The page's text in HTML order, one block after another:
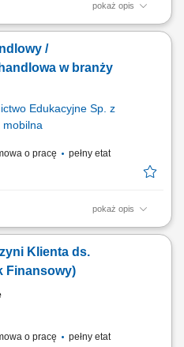
pokaż opis
with German – Hybrid, working on
spoken. Our purpose, team,
our Great Place to Work®
/
w branży
Edukacyjne Sp. z
mobilna
o pracę pełny etat
pokaż opis
klientów instytucjonalnych i
edukacyjnych, asortymentu
i wyposażenia dla
Klienta ds.
Finansowy)
o pracę
pełny etat